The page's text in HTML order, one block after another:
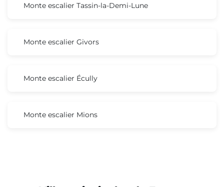
Monte escalier Tassin-la-Demi-Lune
Monte escalier Givors
Monte escalier Écully
Monte escalier Mions